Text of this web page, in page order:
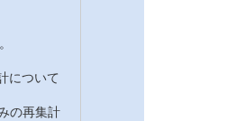
について
の再集計